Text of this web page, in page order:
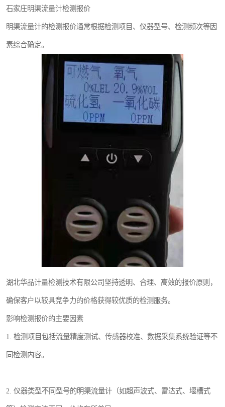
石家庄明渠流量计检测报价
明渠流量计的检测报价通常根据检测项目、仪器型号、检测频次等因
素综合确定。
湖北华品计量检测技术有限公司坚持透明、合理、高效的报价原则，
确保客户以较具竞争力的价格获得较优质的检测服务。
影响检测报价的主要因素
1. 检测项目包括流量精度测试、传感器校准、数据采集系统验证等不
同检测内容。
2. 仪器类型不同型号的明渠流量计（如超声波式、雷达式、堰槽式